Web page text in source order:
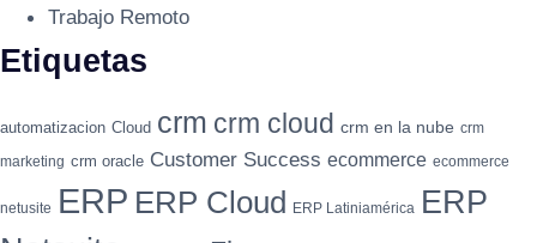
Trabajo Remoto
Etiquetas
automatizacion Cloud crm crm cloud crm en la nube crm
marketing crm oracle Customer Success ecommerce ecommerce
netusite ERP ERP Cloud ERP Latiniamérica ERP